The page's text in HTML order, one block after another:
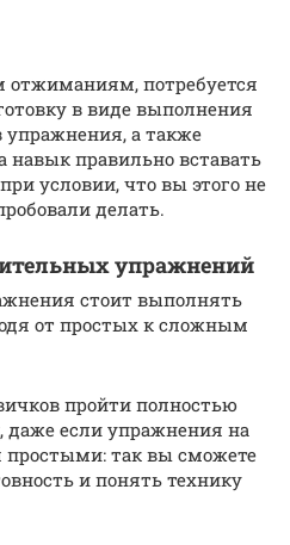
отжиманиям, потребуется
в виде выполнения
упражнения, а также
навык правильно вставать
условии, что вы этого не
делать.
упражнений
стоит выполнять
от простых к сложным
пройти полностью
даже если упражнения на
простыми: так вы сможете
и понять технику